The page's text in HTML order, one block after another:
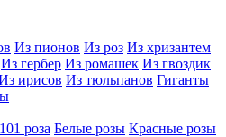
Из пионов Из роз Из хризантем
Из гербер Из ромашек Из гвоздик
ирисов Из тюльпанов Гиганты
101 роза Белые розы Красные розы